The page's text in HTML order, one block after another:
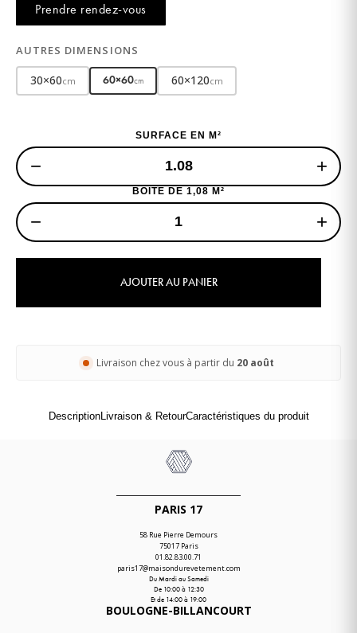
Prendre rendez-vous
AUTRES DIMENSIONS
30×60cm 60×60cm 60×120cm
SURFACE EN M²
− +
BOITE DE 1,08 M²
− +
AJOUTER AU PANIER
Livraison chez vous à partir du 20 août
DescriptionLivraison & RetourCaractéristiques du produit
PARIS 17
58 Rue Pierre Demours
75017 Paris
01.82.83.00.71
paris17@maisondurevetement.com
Du Mardi au Samedi
De 10:00 à 12:30
Et de 14:00 à 19:00
BOULOGNE-BILLANCOURT